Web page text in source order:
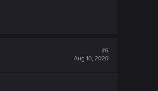
#6
Aug 10, 2020